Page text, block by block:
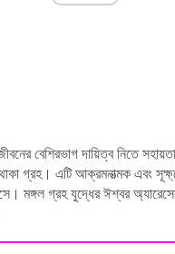
বেশিরভাগ দায়িত্ব নিতে
গ্রহ। এটি আক্রমনাত্মক এবং
মঙ্গল গ্রহ যুদ্ধের ঈশ্বর